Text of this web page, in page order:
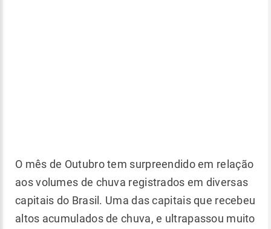
O mês de Outubro tem surpreendido em relação
aos volumes de chuva registrados em diversas
capitais do Brasil. Uma das capitais que recebeu
altos acumulados de chuva, e ultrapassou muito